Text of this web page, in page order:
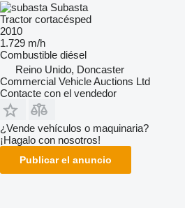
Subasta
Tractor cortacésped
2010
1.729 m/h
Combustible diésel
Reino Unido, Doncaster
Commercial Vehicle Auctions Ltd
Contacte con el vendedor
¿Vende vehículos o maquinaria?
¡Hagalo con nosotros!
Publicar el anuncio